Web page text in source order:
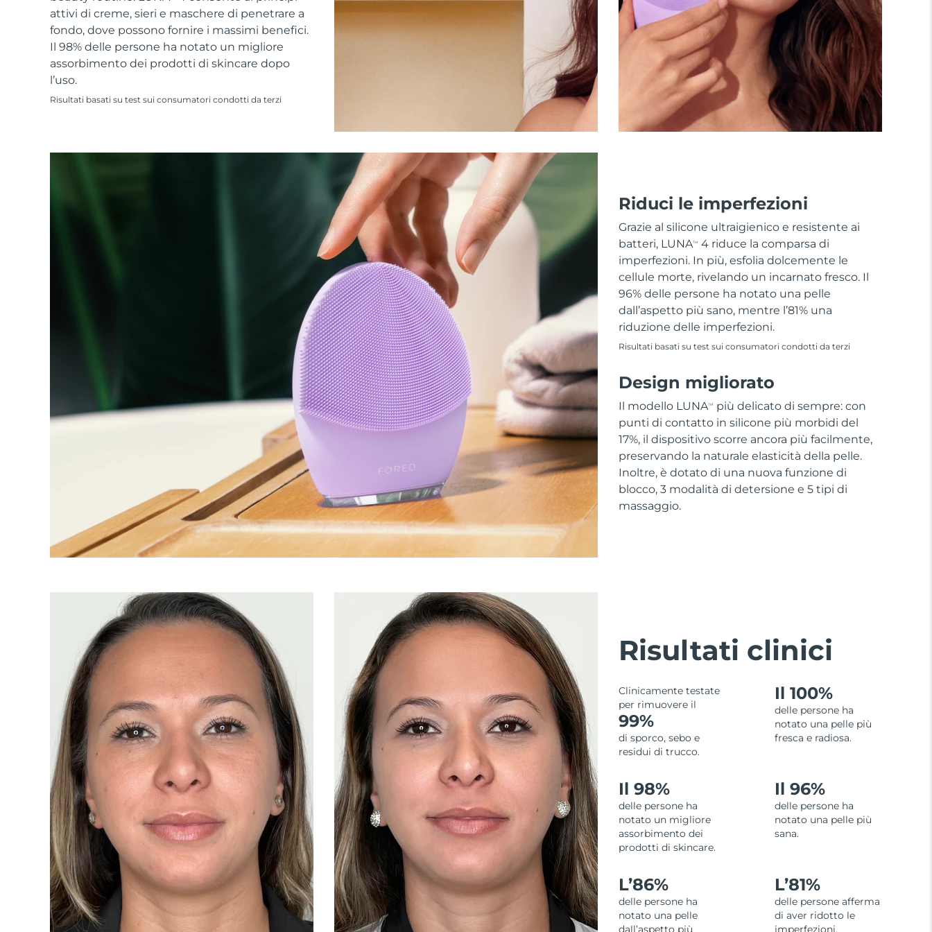
attivi di creme, sieri e maschere di penetrare a
fondo, dove possono fornire i massimi benefici.
Il 98% delle persone ha notato un migliore
assorbimento dei prodotti di skincare dopo
l’uso.
Risultati basati su test sui consumatori condotti da terzi
Riduci le imperfezioni
Grazie al silicone ultraigienico e resistente ai
batteri, LUNATM
4 riduce la comparsa di
imperfezioni. In più, esfolia dolcemente le
cellule morte, rivelando un incarnato fresco. Il
96% delle persone ha notato una pelle
dall’aspetto più sano, mentre l’81% una
riduzione delle imperfezioni.
Risultati basati su test sui consumatori condotti da terzi
Design migliorato
Il modello LUNATM
più delicato di sempre: con
punti di contatto in silicone più morbidi del
17%, il dispositivo scorre ancora più facilmente,
preservando la naturale elasticità della pelle.
Inoltre, è dotato di una nuova funzione di
blocco, 3 modalità di detersione e 5 tipi di
massaggio.
Risultati clinici
Clinicamente testate
per rimuovere il
99%
di sporco, sebo e
residui di trucco.
Il 100%
delle persone ha
notato una pelle più
fresca e radiosa.
Il 98%
delle persone ha
notato un migliore
assorbimento dei
prodotti di skincare.
Il 96%
delle persone ha
notato una pelle più
sana.
L’86%
delle persone ha
notato una pelle
dall’aspetto più
L’81%
delle persone afferma
di aver ridotto le
imperfezioni.
All acne treatment devices
All revitalizing eye massagers
Skincare KIWI™
Advanced pore care essentials
Serum
For healthy hair
issa™ Teeth Whitening Gel
18% PAP
Cosmetici
Uomini